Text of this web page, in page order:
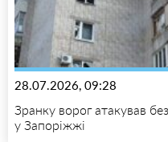
28.07.2026, 09:28
Зранку ворог атакував
у Запоріжжі